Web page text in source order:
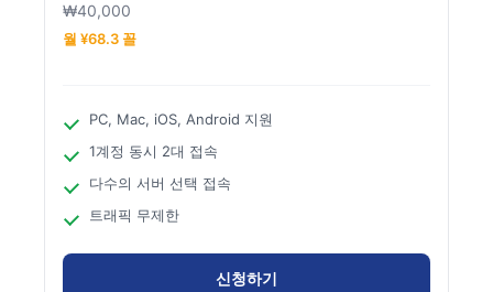
₩40,000
월 ¥68.3 꼴
PC, Mac, iOS, Android 지원
1계정 동시 2대 접속
다수의 서버 선택 접속
트래픽 무제한
신청하기